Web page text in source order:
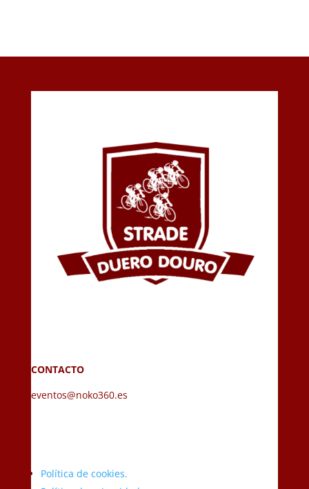
CONTACTO
eventos@noko360.es
Política de cookies.